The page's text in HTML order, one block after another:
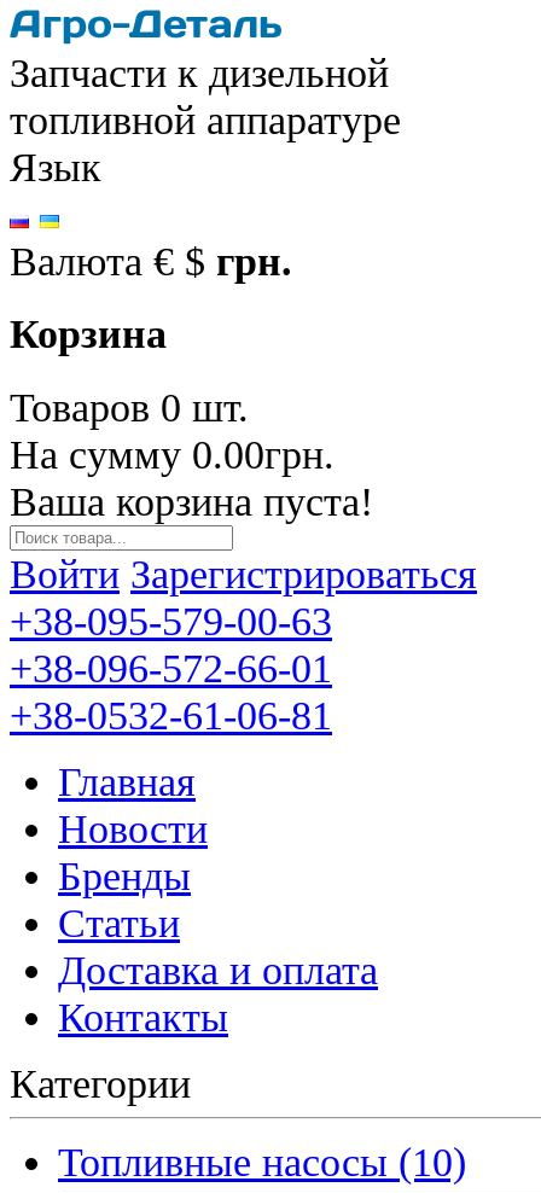
Запчасти к дизельной
топливной аппаратуре
Язык
Валюта € $ грн.
Корзина
Товаров 0 шт.
На сумму 0.00грн.
Ваша корзина пуста!
Войти Зарегистрироваться
+38-095-579-00-63
+38-096-572-66-01
+38-0532-61-06-81
Главная
Новости
Бренды
Статьи
Доставка и оплата
Контакты
Категории
Топливные насосы (10)